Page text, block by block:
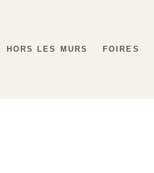
HORS LES MURS FOIRES